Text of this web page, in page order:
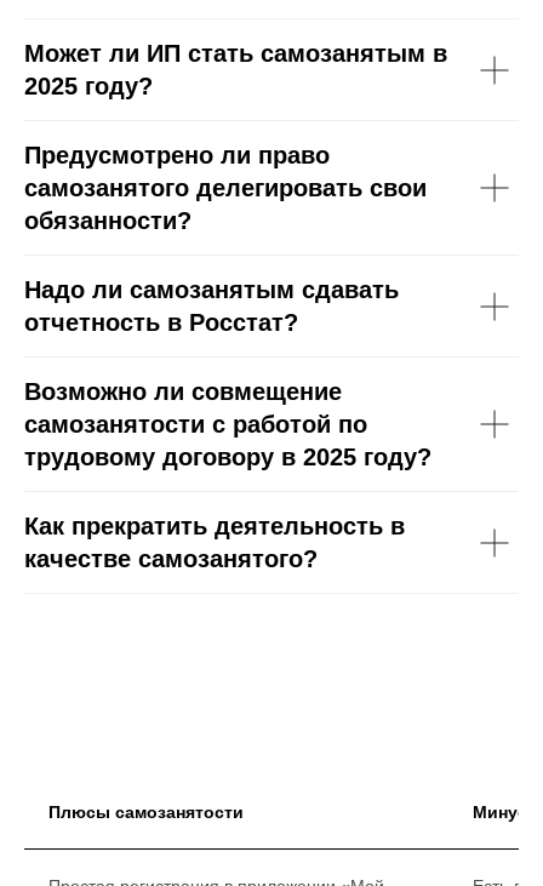
Может ли ИП стать самозанятым в
2025 году?
Предусмотрено ли право
самозанятого делегировать свои
обязанности?
Надо ли самозанятым сдавать
отчетность в Росстат?
Возможно ли совмещение
самозанятости с работой по
трудовому договору в 2025 году?
Как прекратить деятельность в
качестве самозанятого?
Плюсы самозанятости Минусы